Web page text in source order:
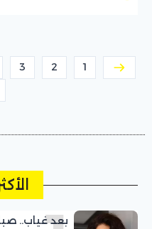
1
2
3
بعد غياب..